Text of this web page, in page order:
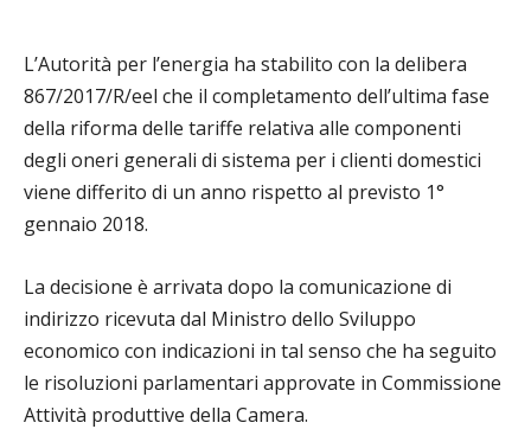
L’Autorità per l’energia ha stabilito con la delibera
867/2017/R/eel che il completamento dell’ultima fase
della riforma delle tariffe relativa alle componenti
degli oneri generali di sistema per i clienti domestici
viene differito di un anno rispetto al previsto 1°
gennaio 2018.
La decisione è arrivata dopo la comunicazione di
indirizzo ricevuta dal Ministro dello Sviluppo
economico con indicazioni in tal senso che ha seguito
le risoluzioni parlamentari approvate in Commissione
Attività produttive della Camera.